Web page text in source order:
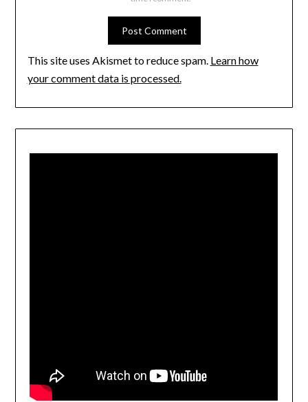
This site uses Akismet to reduce spam. Learn how
your comment data is processed.